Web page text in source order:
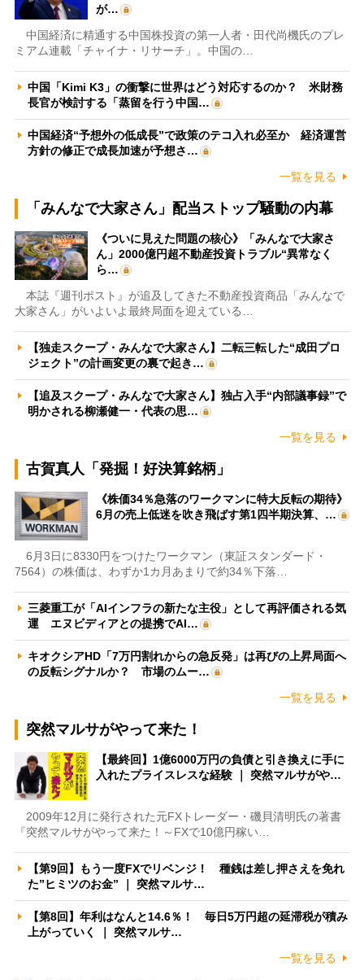
が…
中国経済に精通する中国株投資の第一人者・田代尚機氏のプレ
ミアム連載「チャイナ・リサーチ」。中国の…
中国「Kimi K3」の衝撃に世界はどう対応するのか？ 米財務
長官が検討する「蒸留を行う中国…
中国経済“予想外の低成長”で政策のテコ入れ必至か 経済運営
方針の修正で成長加速が予想さ…
一覧を見る
「みんなで大家さん」配当ストップ騒動の内幕
《ついに見えた問題の核心》「みんなで大家さ
ん」2000億円超不動産投資トラブル“異常なく
ら…
本誌『週刊ポスト』が追及してきた不動産投資商品「みんなで
大家さん」がいよいよ最終局面を迎えている…
【独走スクープ・みんなで大家さん】二転三転した“成田プロ
ジェクト”の計画変更の裏で起き…
【追及スクープ・みんなで大家さん】独占入手“内部議事録”で
明かされる柳瀬健一・代表の思…
一覧を見る
古賀真人「発掘！好決算銘柄」
《株価34％急落のワークマンに特大反転の期待》
6月の売上低迷を吹き飛ばす第1四半期決算、…
6月3日に8330円をつけたワークマン（東証スタンダード・
7564）の株価は、わずか1カ月あまりで約34％下落…
三菱重工が「AIインフラの新たな主役」として再評価される気
運 エヌビディアとの提携でAI…
キオクシアHD「7万円割れからの急反発」は再びの上昇局面へ
の反転シグナルか？ 市場のムー…
一覧を見る
突然マルサがやって来た！
【最終回】1億6000万円の負債と引き換えに手に
入れたプライスレスな経験 ｜ 突然マルサがや…
2009年12月に発行された元FXトレーダー・磯貝清明氏の著書
『突然マルサがやって来た！～FXで10億円稼い…
【第9回】もう一度FXでリベンジ！ 種銭は差し押さえを免れ
た”ヒミツのお金” ｜ 突然マルサ…
【第8回】年利はなんと14.6％！ 毎日5万円超の延滞税が積み
上がっていく ｜ 突然マルサ…
一覧を見る